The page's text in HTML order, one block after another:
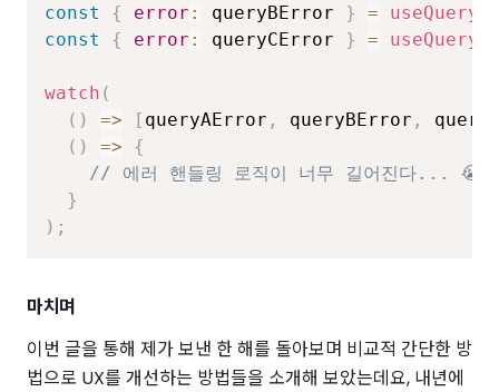
const
{ error : queryBError } = useQuery
const
{ error : queryCError } = useQuery
watch (
( ) => [ queryAError , queryBError ,
( ) =>
{
// 에러 핸들링 로직이 너무 길어진다... 😭
}
) ;
마치며
이번 글을 통해 제가 보낸 한 해를 돌아보며 비교적 간단한 방
법으로 UX를 개선하는 방법들을 소개해 보았는데요, 내년에